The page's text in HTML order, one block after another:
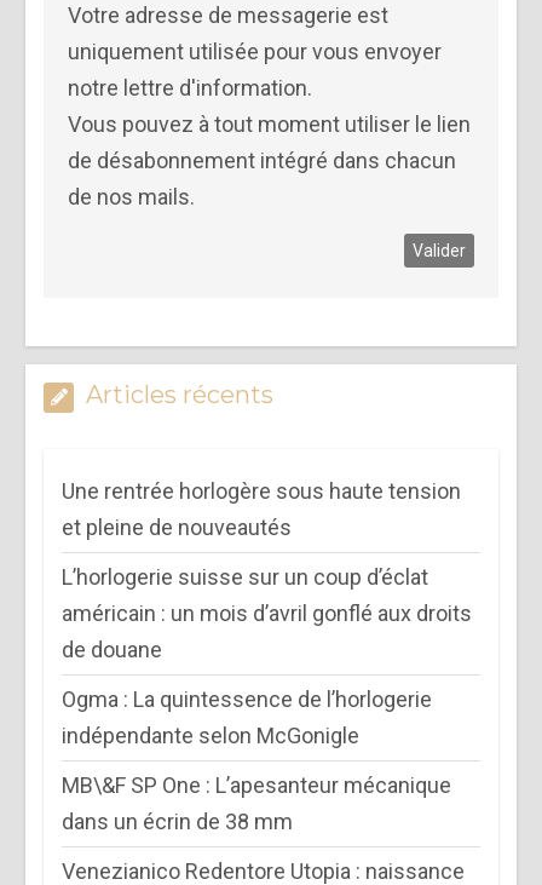
Votre adresse de messagerie est
uniquement utilisée pour vous envoyer
notre lettre d'information.
Vous pouvez à tout moment utiliser le lien
de désabonnement intégré dans chacun
de nos mails.
Articles récents
Une rentrée horlogère sous haute tension
et pleine de nouveautés
L’horlogerie suisse sur un coup d’éclat
américain : un mois d’avril gonflé aux droits
de douane
Ogma : La quintessence de l’horlogerie
indépendante selon McGonigle
MB\&F SP One : L’apesanteur mécanique
dans un écrin de 38 mm
Venezianico Redentore Utopia : naissance